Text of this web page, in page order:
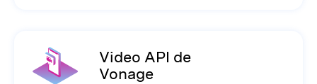
Video API de
Vonage